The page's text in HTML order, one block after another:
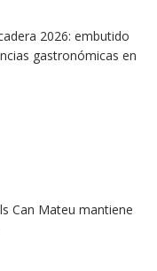
2026: embutido
gastronómicas en
Can Mateu mantiene